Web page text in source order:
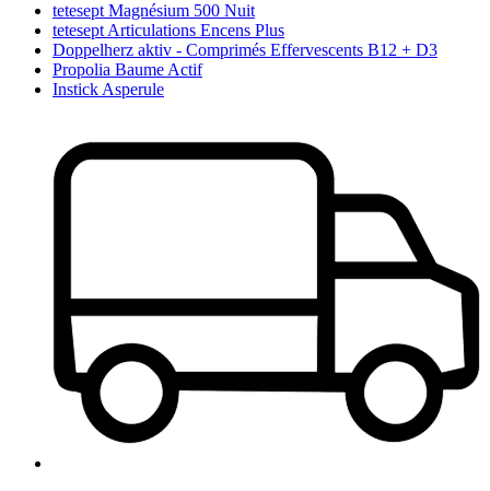
tetesept Magnésium 500 Nuit
tetesept Articulations Encens Plus
Doppelherz aktiv - Comprimés Effervescents B12 + D3
Propolia Baume Actif
Instick Asperule